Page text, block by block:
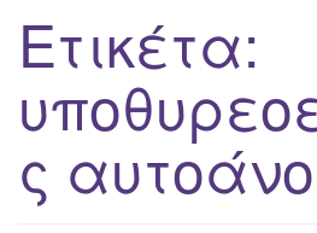
Ετικέτα:
ς